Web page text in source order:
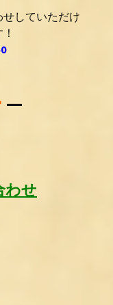
せしていただけ
—
わせ